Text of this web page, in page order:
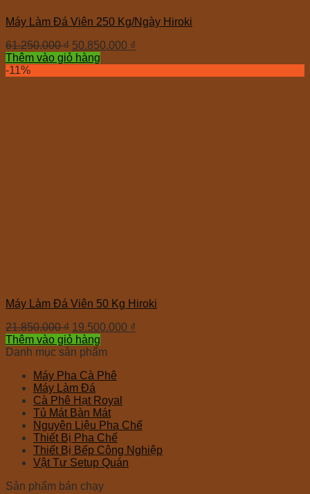
Máy Làm Đá Viên 250 Kg/Ngày Hiroki
61.250.000₫ 50.850.000 ₫
Thêm vào giỏ hàng
-11%
Máy Làm Đá Viên 50 Kg Hiroki
21.850.000₫ 19.500.000 ₫
Thêm vào giỏ hàng
Danh mục sản phẩm
Máy Pha Cà Phê
Máy Làm Đá
Cà Phê Hạt Royal
Tủ Mát Bàn Mát
Nguyên Liệu Pha Chế
Thiết Bị Pha Chế
Thiết Bị Bếp Công Nghiệp
Vật Tư Setup Quán
Sản phẩm bán chạy